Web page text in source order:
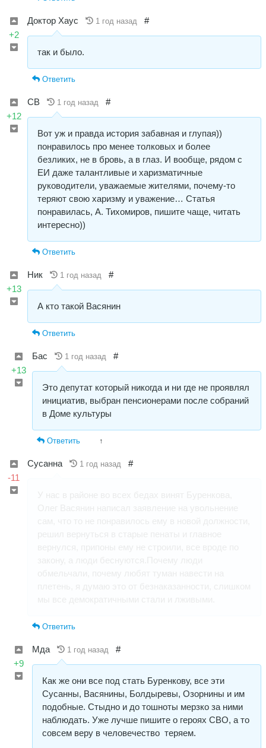
+2
Доктор Хаус 1 год назад #
так и было.
Ответить
+12
СВ 1 год назад #
Вот уж и правда история забавная и глупая))
понравилось про менее толковых и более
безликих, не в бровь, а в глаз. И вообще, рядом с
ЕИ даже талантливые и харизматичные
руководители, уважаемые жителями, почему-то
теряют свою харизму и уважение… Статья
понравилась, А. Тихомиров, пишите чаще, читать
интересно))
Ответить
+13
Ник 1 год назад #
А кто такой Васянин
Ответить
+13
Бас 1 год назад #
Это депутат который никогда и ни где не проявлял
инициатив, выбран пенсионерами после собраний
в Доме культуры
Ответить ↑
-11
Сусанна 1 год назад #
Ответить
+9
Мда 1 год назад #
Как же они все под стать Буренкову, все эти
Сусанны, Васянины, Болдыревы, Озорнины и им
подобные. Стыдно и до тошноты мерзко за ними
наблюдать. Уже лучше пишите о героях СВО, а то
совсем веру в человечество теряем.